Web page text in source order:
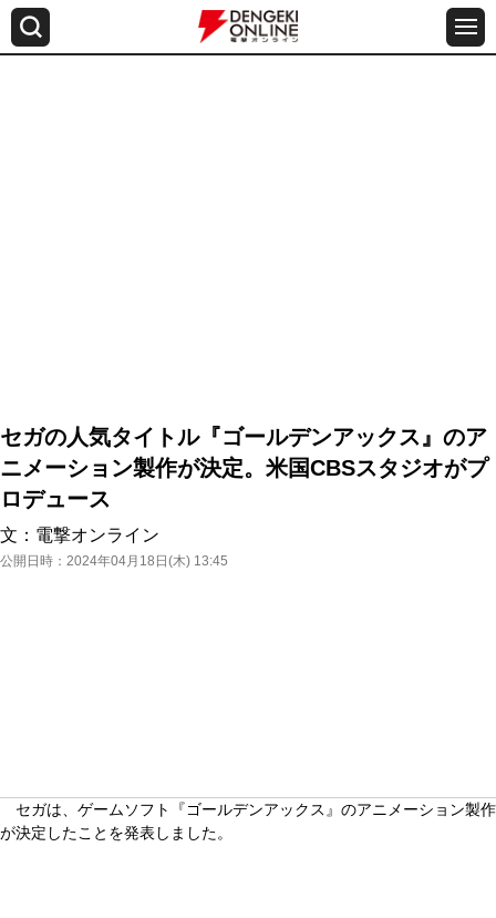
セガの人気タイトル『ゴールデンアックス』のア
ニメーション製作が決定。米国CBSスタジオがプ
ロデュース
文： 電撃オンライン
公開日時： 2024年04月18日(木) 13:45
セガは、ゲームソフト『ゴールデンアックス』のアニメーション製作
が決定したことを発表しました。